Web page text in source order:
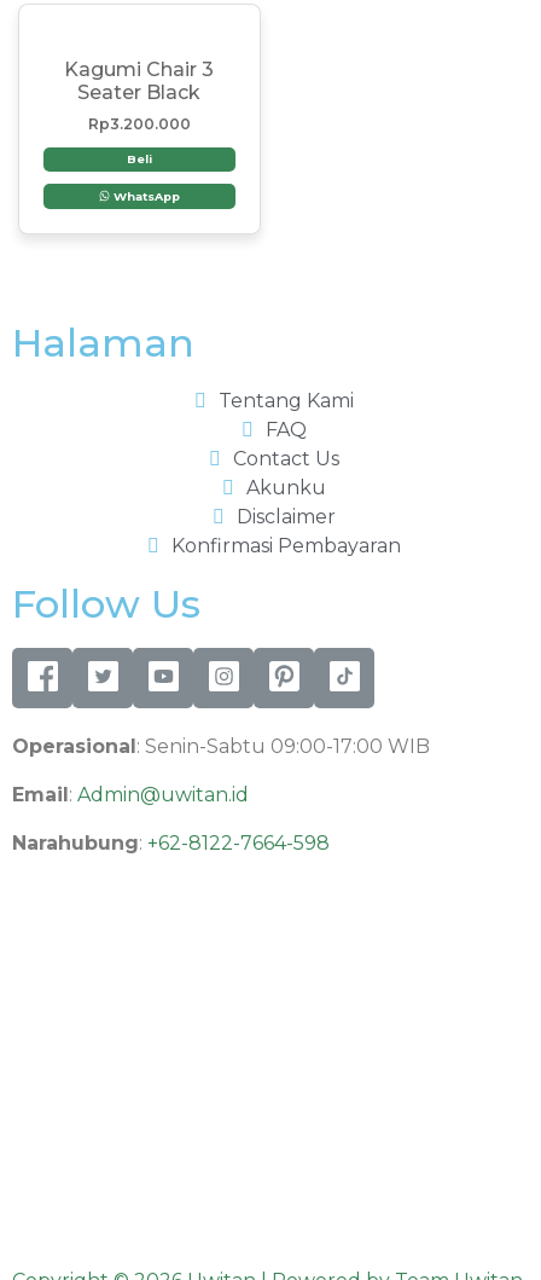
Kagumi Chair 3
Seater Black
Rp3.200.000
Beli
WhatsApp
Halaman
Tentang Kami
FAQ
Contact Us
Akunku
Disclaimer
Konfirmasi Pembayaran
Follow Us
Operasional: Senin-Sabtu 09:00-17:00 WIB
Email: Admin@uwitan.id
Narahubung: +62-8122-7664-598